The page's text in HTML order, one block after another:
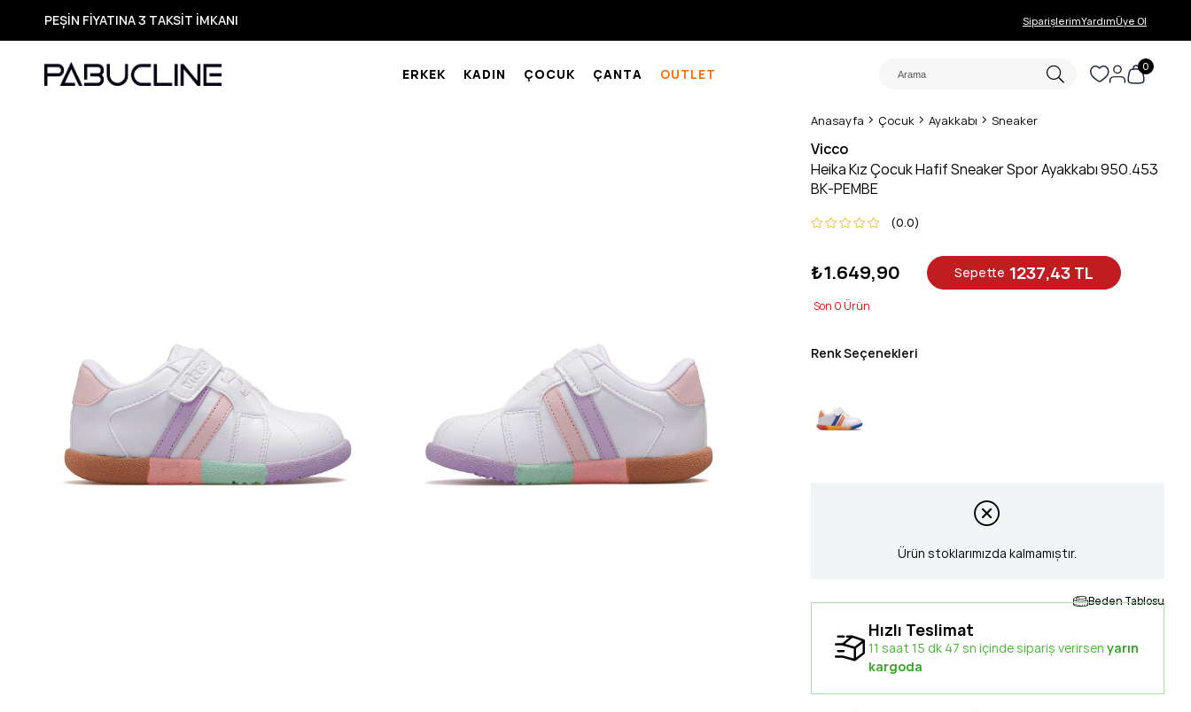
TÜM ÜRÜNLERDE ÜCRETSİZ KARGO
Yeni Sezon Ürünlerde Özel Fırsatlar
Seçili Ürünlerde Hızlı Teslimat
SiparişlerimYardımÜye Ol
ERKEK KADIN ÇOCUK ÇANTA OUTLET 0
Anasayfa Çocuk Ayakkabı Sneaker
Vicco
Heika Kız Çocuk Hafif Sneaker Spor Ayakkabı 950.453
BK-PEMBE
0.0
₺1.649,90 Sepette 1237,43 TL
0
Renk Seçenekleri
Ürün stoklarımızda kalmamıştır.
Beden Tablosu
Hızlı Teslimat
11 saat 15 dk 46 sn içinde sipariş verirsenyarın
kargoda